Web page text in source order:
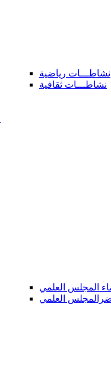
نشاطـــات رياضية
نشاطـــات ثقافية
المجلس العلمي
العلمي